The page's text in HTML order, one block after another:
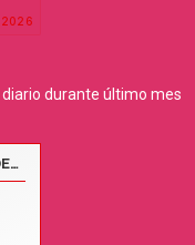
diario durante último mes